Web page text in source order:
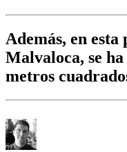
Además, en esta
Malvaloca, se
metros